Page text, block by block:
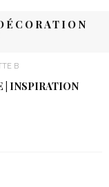
B
| INSPIRATION